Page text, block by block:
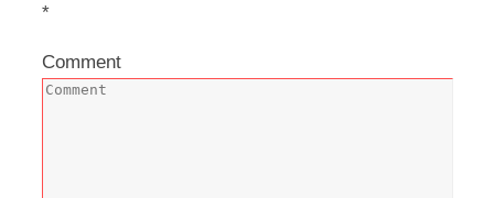
*
Comment